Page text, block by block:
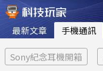
最新文章 手機通訊
Sony紀念耳機開箱